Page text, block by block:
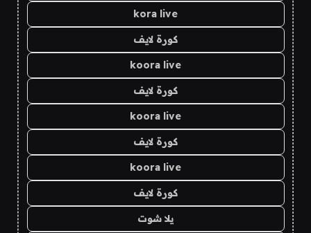
kora live
كورة لايف
koora live
كورة لايف
koora live
كورة لايف
koora live
كورة لايف
يلا شوت